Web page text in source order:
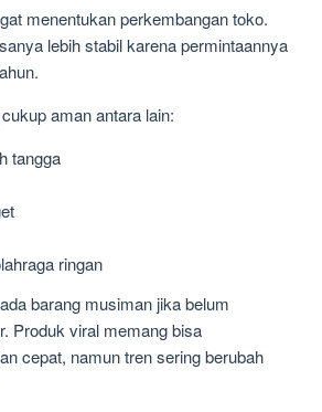
menentukan perkembangan toko.
lebih stabil karena permintaannya
aman antara lain:
tangga
ringan
barang musiman jika belum
Produk viral memang bisa
cepat, namun tren sering berubah